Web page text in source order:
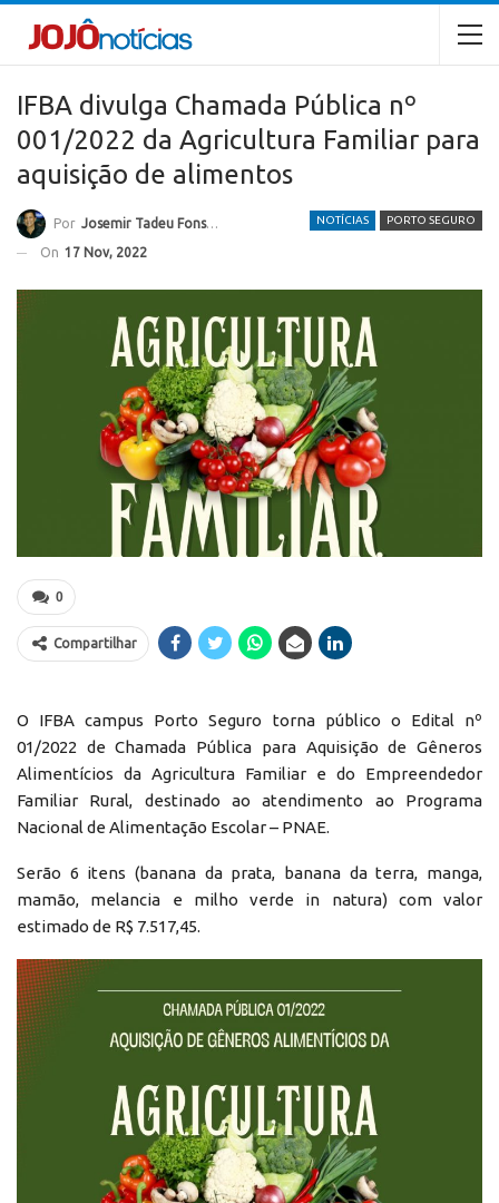
IFBA divulga Chamada Pública nº
001/2022 da Agricultura Familiar para
aquisição de alimentos
NOTÍCIAS PORTO SEGURO
Por Josemir Tadeu Fonseca
On 17 Nov, 2022
0
Compartilhar
O IFBA campus Porto Seguro torna público o Edital nº
01/2022 de Chamada Pública para Aquisição de Gêneros
Alimentícios da Agricultura Familiar e do Empreendedor
Familiar Rural, destinado ao atendimento ao Programa
Nacional de Alimentação Escolar – PNAE.
Serão 6 itens (banana da prata, banana da terra, manga,
mamão, melancia e milho verde in natura) com valor
estimado de R$ 7.517,45.